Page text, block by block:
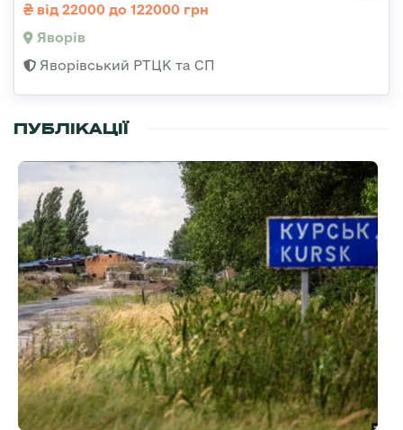
від 22000 до 122000 грн
Яворів
Яворівський РТЦК та СП
ПУБЛІКАЦІЇ